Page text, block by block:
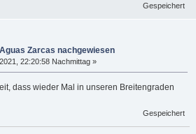
Gespeichert
Zarcas nachgewiesen
22:20:58 Nachmittag »
dass wieder Mal in unseren Breitengraden
Gespeichert